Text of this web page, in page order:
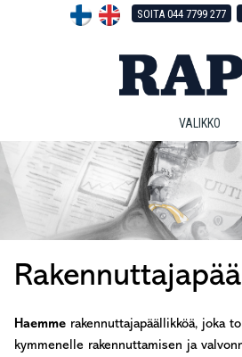
SOITA 044 7799 277
VALIKKO
Haemme rakennuttajapäällikköä, joka
kymmenelle rakennuttamisen ja